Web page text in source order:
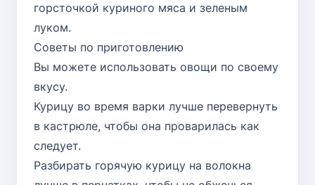
горсточкой куриного мяса и зеленым
луком.
Советы по приготовлению
Вы можете использовать овощи по своему
вкусу.
Курицу во время варки лучше перевернуть
в кастрюле, чтобы она проварилась как
следует.
Разбирать горячую курицу на волокна